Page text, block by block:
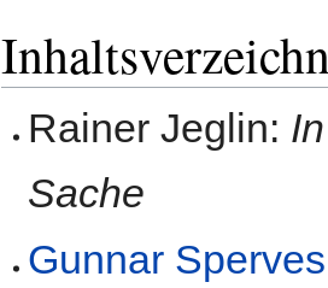
Rainer Jeglin:
Sache
Gunnar